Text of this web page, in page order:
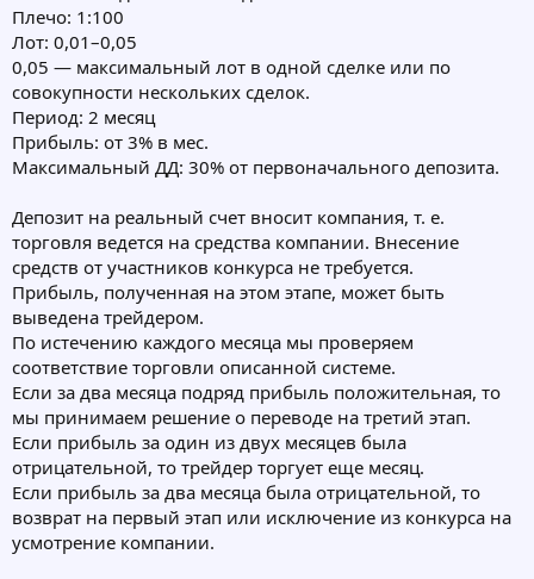
Плечо: 1:100
Лот: 0,01–0,05
0,05 — максимальный лот в одной сделке или по
совокупности нескольких сделок.
Период: 2 месяц
Прибыль: от 3% в мес.
Максимальный ДД: 30% от первоначального депозита.
Депозит на реальный счет вносит компания, т. е.
торговля ведется на средства компании. Внесение
средств от участников конкурса не требуется.
Прибыль, полученная на этом этапе, может быть
выведена трейдером.
По истечению каждого месяца мы проверяем
соответствие торговли описанной системе.
Если за два месяца подряд прибыль положительная, то
мы принимаем решение о переводе на третий этап.
Если прибыль за один из двух месяцев была
отрицательной, то трейдер торгует еще месяц.
Если прибыль за два месяца была отрицательной, то
возврат на первый этап или исключение из конкурса на
усмотрение компании.